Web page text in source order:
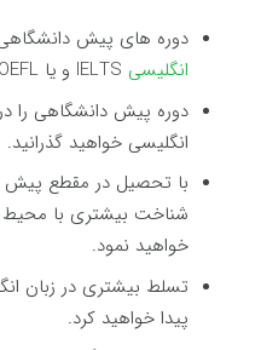
دوره های پیش دانشگاهی
انگلیسی
دوره پیش دانشگاهی را
انگلیسی خواهید گذرانید.
با تحصیل در مقطع پیش
شناخت بیشتری با محیط
خواهید نمود.
تسلط بیشتری در زبان
پیدا خواهید کرد.